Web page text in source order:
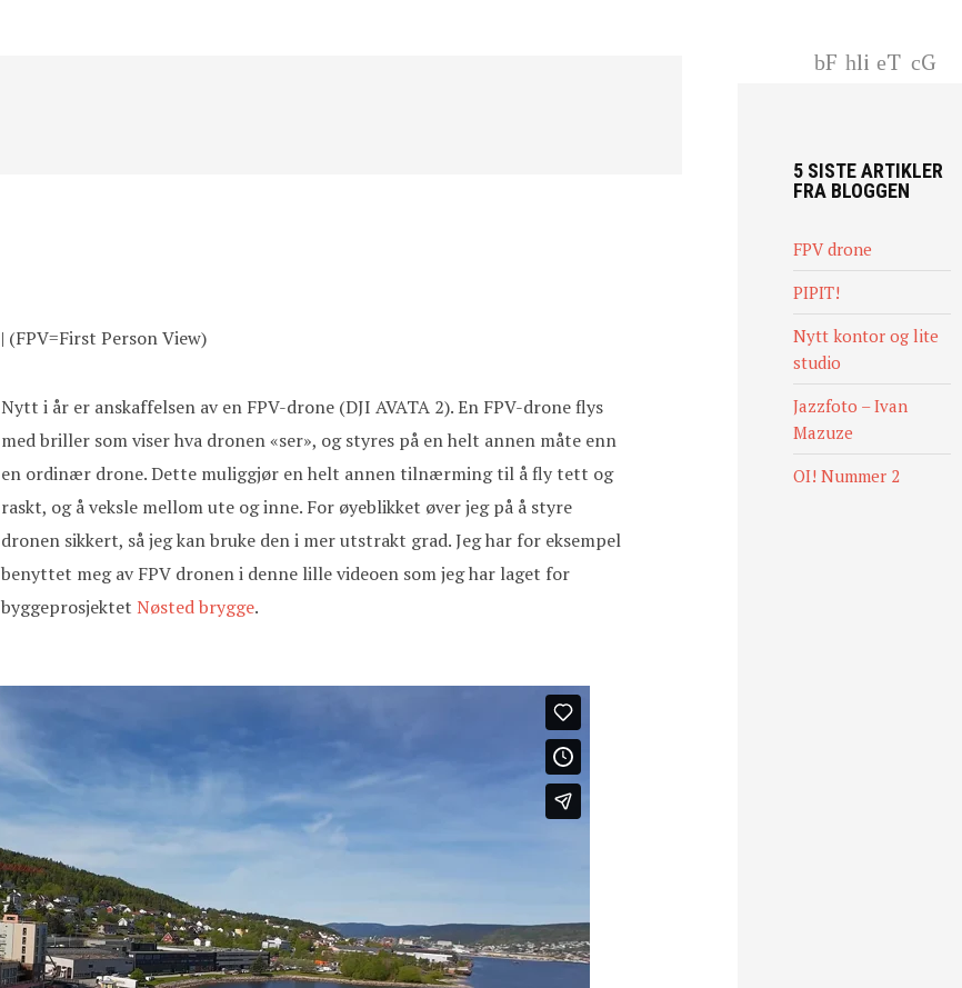
| (FPV=First Person View)
Nytt i år er anskaffelsen av en FPV-drone (DJI AVATA 2). En FPV-drone flys
med briller som viser hva dronen «ser», og styres på en helt annen måte enn
en ordinær drone. Dette muliggjør en helt annen tilnærming til å fly tett og
raskt, og å veksle mellom ute og inne. For øyeblikket øver jeg på å styre
dronen sikkert, så jeg kan bruke den i mer utstrakt grad. Jeg har for eksempel
benyttet meg av FPV dronen i denne lille videoen som jeg har laget for
byggeprosjektet Nøsted brygge.
F
k
li
T
G
5 SISTE ARTIKLER
FRA BLOGGEN
FPV drone
PIPIT!
Nytt kontor og lite
studio
Jazzfoto – Ivan
Mazuze
OI! Nummer 2